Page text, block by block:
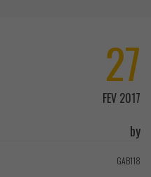
27
FEV 2017
by
GAB118